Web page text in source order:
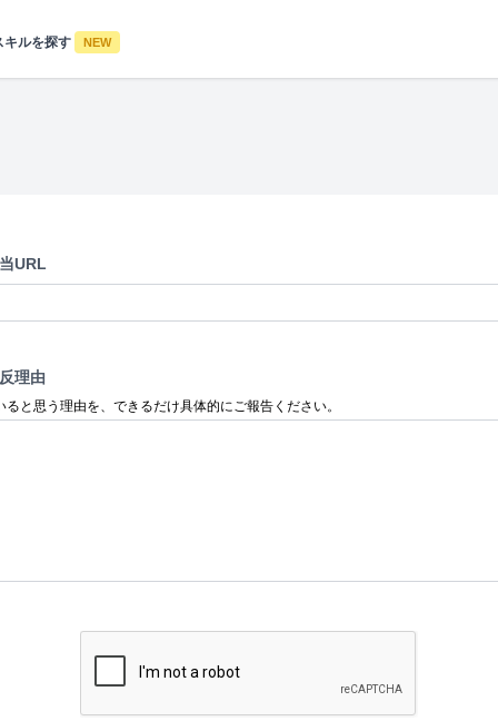
キルを探す NEW
URL
理由
ると思う理由を、できるだけ具体的にご報告ください。